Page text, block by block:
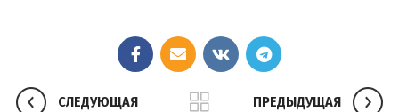
СЛЕДУЮЩАЯ ПРЕДЫДУЩАЯ